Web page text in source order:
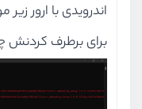
اندرویدی با ارور
برای برطرف کردنش